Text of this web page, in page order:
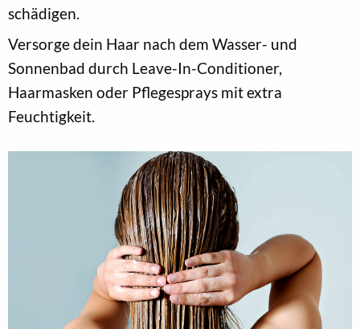
schädigen.
Versorge dein Haar nach dem Wasser- und
Sonnenbad durch Leave-In-Conditioner,
Haarmasken oder Pflegesprays mit extra
Feuchtigkeit.